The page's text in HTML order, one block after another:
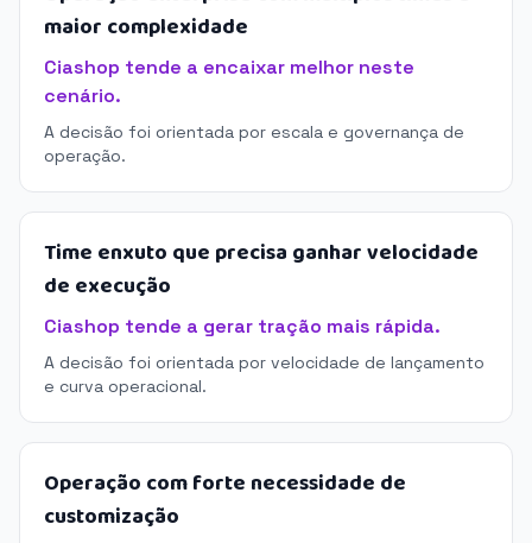
maior complexidade
Ciashop tende a encaixar melhor neste
cenário.
A decisão foi orientada por escala e governança de
operação.
Time enxuto que precisa ganhar velocidade
de execução
Ciashop tende a gerar tração mais rápida.
A decisão foi orientada por velocidade de lançamento
e curva operacional.
Operação com forte necessidade de
customização